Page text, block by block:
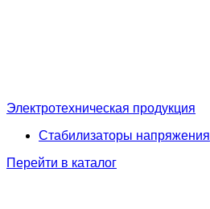
Электротехническая продукция
Стабилизаторы напряжения
Перейти в каталог